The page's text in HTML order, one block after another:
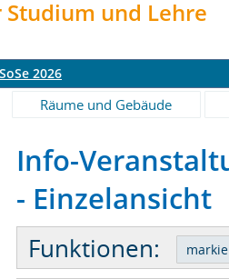
und Lehre
SoSe 2026
Räume und Gebäude
Info-
- Einzelansicht
Funktionen: